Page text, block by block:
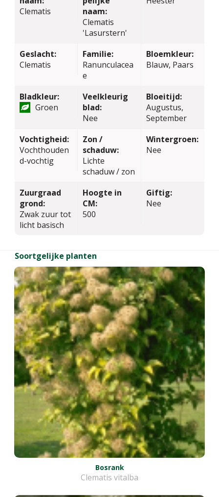
Clematis
naam:
Clematis
'Lasurstern'
Geslacht:
Clematis
Familie:
Ranunculacea
e
Bloemkleur:
Blauw, Paars
Bladkleur:
Groen
Veelkleurig
blad:
Nee
Bloeitijd:
Augustus,
September
Vochtigheid:
Vochthouden
d-vochtig
Zon /
schaduw:
Lichte
schaduw / zon
Wintergroen:
Nee
Zuurgraad
grond:
Zwak zuur tot
licht basisch
Hoogte in
CM:
500
Giftig:
Nee
Soortgelijke planten
Bosrank
Clematis vitalba